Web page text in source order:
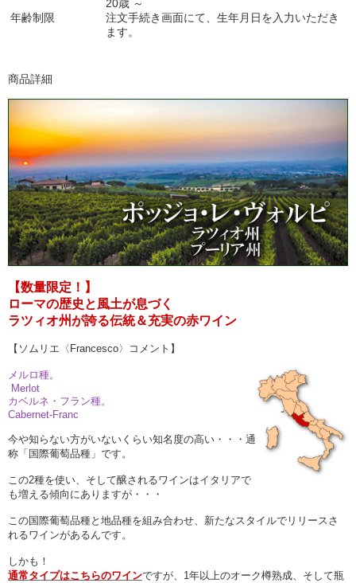
年齢制限
20歳 ～
注文手続き画面にて、生年月日を入力いただき
ます。
商品詳細
【数量限定！】
ローマの歴史と風土が息づく
ラツィオ州が誇る伝統＆充実の赤ワイン
【ソムリエ〈Francesco〉コメント】
メルロ種。
Merlot
カベルネ・フラン種。
Cabernet-Franc
今や知らない方がいないくらい知名度の高い・・・通
称「国際葡萄品種」です。
この2種を使い、そして醸されるワインはイタリアで
も増える傾向にありますが・・・
この国際葡萄品種と地品種を組み合わせ、新たなスタイルでリリースさ
れるワインがあるんです。
しかも！
通常タイプはこちらのワインですが、1年以上のオーク樽熟成、そして瓶